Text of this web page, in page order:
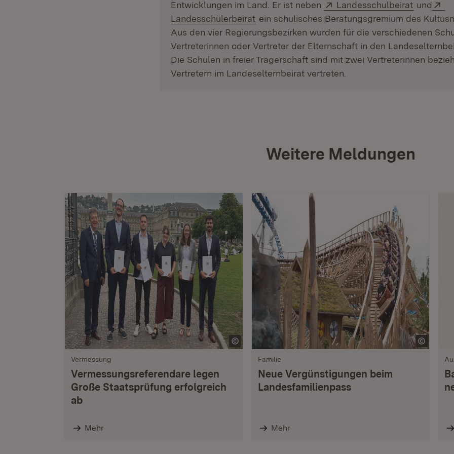
Entwicklungen im Land. Er ist neben
Extern:
Landesschulbeirat (Öffnet
und
Landesschülerbeirat (Öffnet in neuem Fenster)
ein schulisches Beratungsgremium des
Aus den vier Regierungsbezirken wurden für die verschiedenen
Vertreterinnen oder Vertreter der Elternschaft in den
Die Schulen in freier Trägerschaft sind mit zwei Vertreterinnen
Vertretern im Landeselternbeirat vertreten.
Weitere Meldungen
Vermessung
Vermessungsreferendare legen
Große Staatsprüfung erfolgreich
ab
Mehr
Familie
Neue Vergünstigungen beim
Landesfamilienpass
Mehr